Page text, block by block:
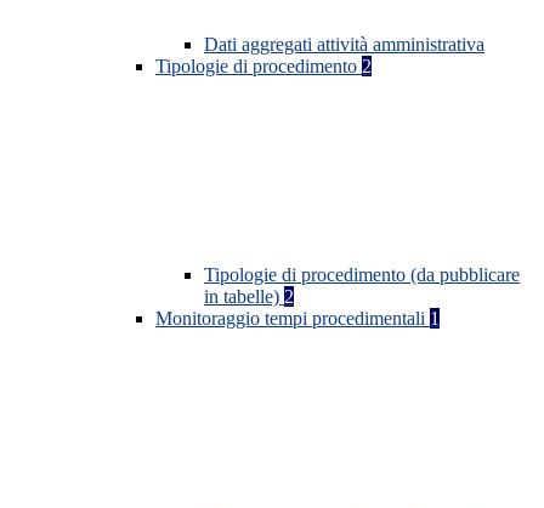
Dati aggregati attività amministrativa
Tipologie di procedimento 2
Tipologie di procedimento (da pubblicare
in tabelle) 2
Monitoraggio tempi procedimentali 1